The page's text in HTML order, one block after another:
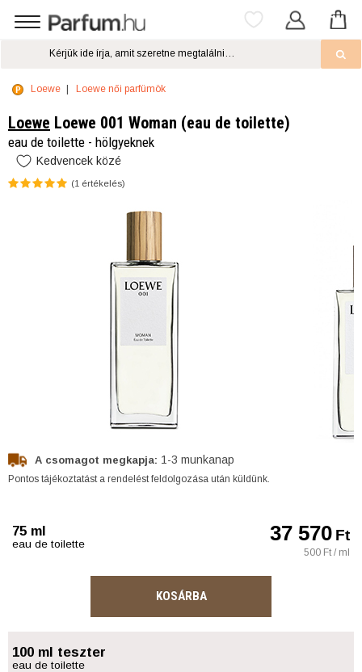
Loewe Loewe női parfümök
Loewe Loewe 001 Woman (eau de toilette)
eau de toilette - hölgyeknek
Kedvencek közé
(1 értékelés)
A csomagot megkapja: 1-3 munkanap
Pontos tájékoztatást a rendelést feldolgozása után küldünk.
75 ml
eau de toilette 37 570Ft
500 Ft / ml
KOSÁRBA
100 ml teszter
eau de toilette